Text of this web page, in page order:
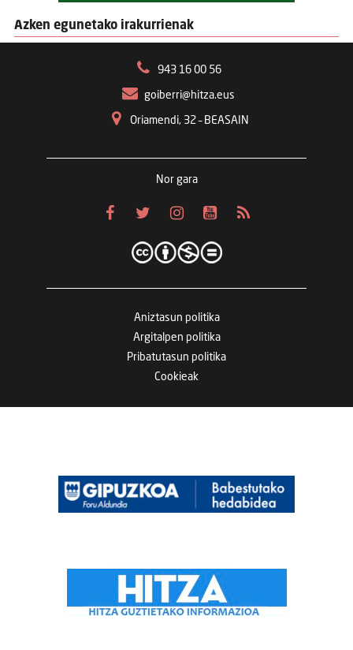
Azken egunetako irakurrienak
943 16 00 56
goiberri@hitza.eus
Oriamendi, 32 – BEASAIN
Nor gara
Aniztasun politika
Argitalpen politika
Pribatutasun politika
Cookieak